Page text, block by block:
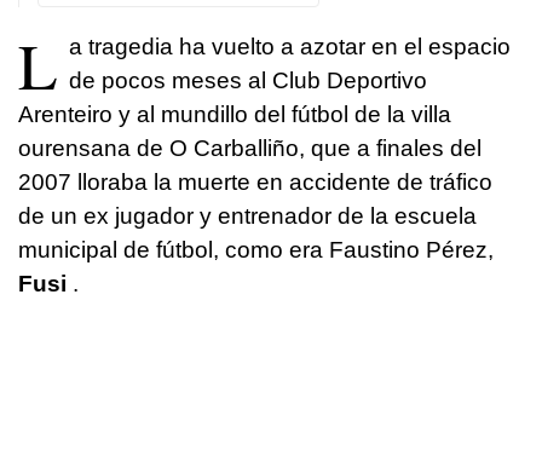
L a tragedia ha vuelto a azotar en el espacio
de pocos meses al Club Deportivo
Arenteiro y al mundillo del fútbol de la villa
ourensana de O Carballiño, que a finales del
2007 lloraba la muerte en accidente de tráfico
de un ex jugador y entrenador de la escuela
municipal de fútbol, como era Faustino Pérez,
Fusi .